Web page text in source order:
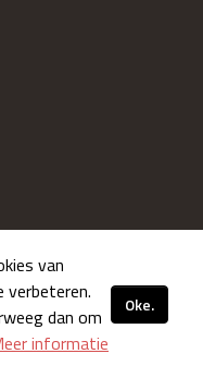
van
verbeteren.
dan om
informatie
Oke.